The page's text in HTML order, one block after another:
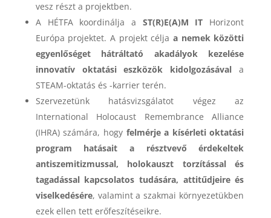
vesz részt a projektben.
A HÉTFA koordinálja a ST(R)E(A)M IT Horizont
Európa projektet. A projekt célja a nemek közötti
egyenlőséget hátráltató akadályok kezelése
innovatív oktatási eszközök kidolgozásával a
STEAM-oktatás és -karrier terén.
Szervezetünk hatásvizsgálatot végez az
International Holocaust Remembrance Alliance
(IHRA) számára, hogy felmérje a kísérleti oktatási
program hatásait a résztvevő érdekeltek
antiszemitizmussal, holokauszt torzítással és
tagadással kapcsolatos tudására, attitűdjeire és
viselkedésére, valamint a szakmai környezetükben
ezek ellen tett erőfeszítéseikre.